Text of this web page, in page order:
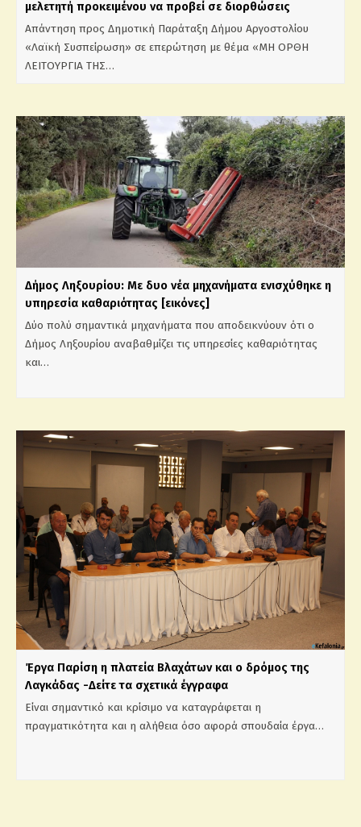
μελετητή προκειμένου να προβεί σε διορθώσεις
Απάντηση προς Δημοτική Παράταξη Δήμου Αργοστολίου
«Λαϊκή Συσπείρωση» σε επερώτηση με θέμα «ΜΗ ΟΡΘΗ
ΛΕΙΤΟΥΡΓΙΑ ΤΗΣ…
Δήμος Ληξουρίου: Με δυο νέα μηχανήματα ενισχύθηκε η
υπηρεσία καθαριότητας [εικόνες]
Δύο πολύ σημαντικά μηχανήματα που αποδεικνύουν ότι ο
Δήμος Ληξουρίου αναβαθμίζει τις υπηρεσίες καθαριότητας
και…
Έργα Παρίση η πλατεία Βλαχάτων και ο δρόμος της
Λαγκάδας -Δείτε τα σχετικά έγγραφα
Είναι σημαντικό και κρίσιμο να καταγράφεται η
πραγματικότητα και η αλήθεια όσο αφορά σπουδαία έργα…